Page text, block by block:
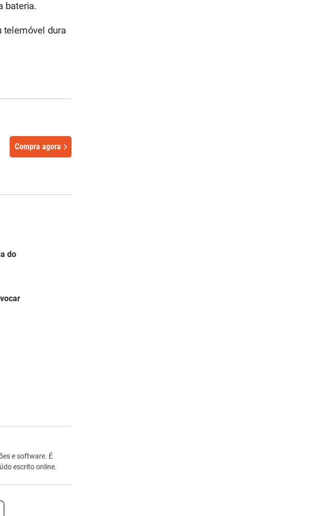
bateria.
telemóvel dura
Compra agora
do
e software. É
escrito online.